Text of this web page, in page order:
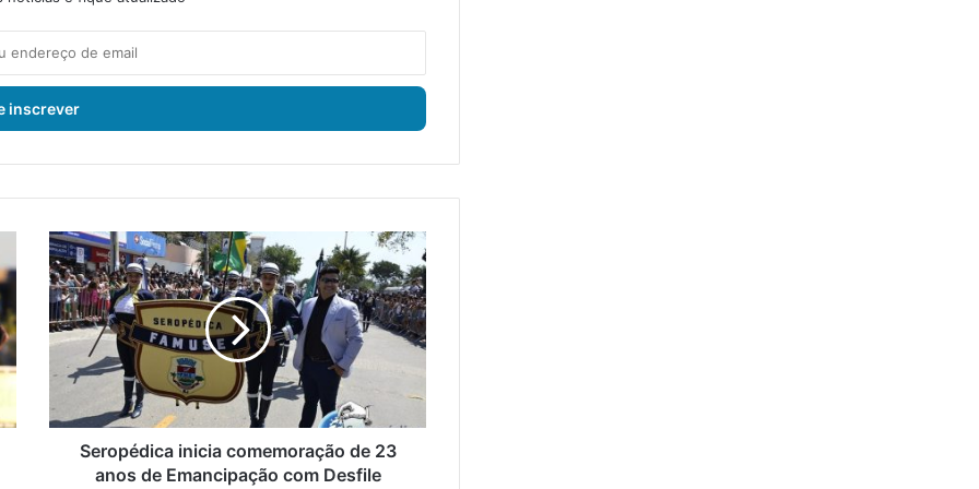
S
e
r
o
p
d
c
Seropédica inicia comemoração de 23
anos de Emancipação com Desfile